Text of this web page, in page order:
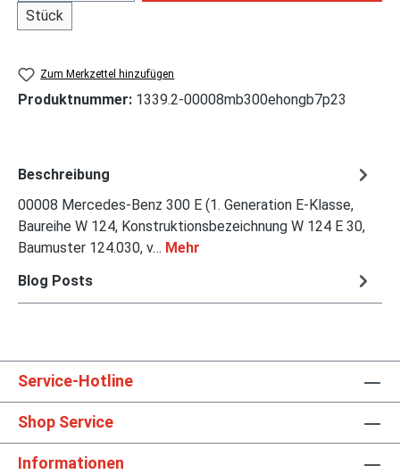
Stück
Zum Merkzettel hinzufügen
Produktnummer: 1339.2-00008mb300ehongb7p23
Beschreibung
00008 Mercedes-Benz 300 E (1. Generation E-Klasse,
Baureihe W 124, Konstruktionsbezeichnung W 124 E 30,
Baumuster 124.030, v… Mehr
Blog Posts
Service-Hotline
Shop Service
Informationen